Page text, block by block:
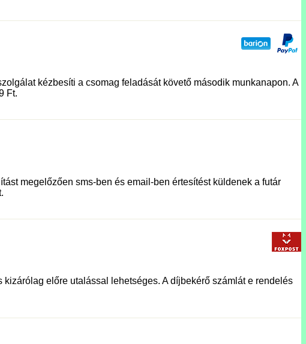
kézbesíti a csomag feladását követő második munkanapon. A
Ft.
megelőzően sms-ben és email-ben értesítést küldenek a futár
előre utalással lehetséges. A díjbekérő számlát e rendelés